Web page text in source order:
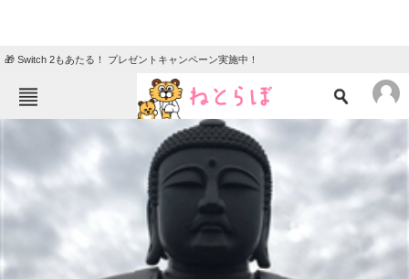
🎁 Switch 2もあたる！ プレゼントキャンペーン実施中！
ニュース
エンタメ クイズ
地域
住まい 教育・育児